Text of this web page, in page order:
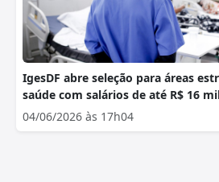
IgesDF abre seleção para áreas
saúde com salários de até R$ 16
04/06/2026 às 17h04